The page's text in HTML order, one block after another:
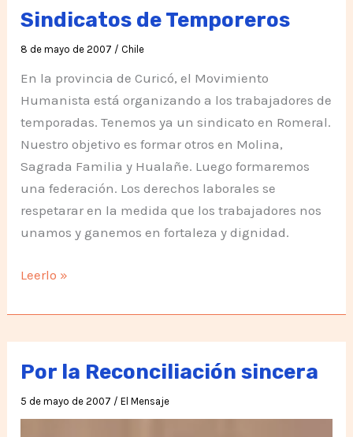
Vacas
Curicó
Sindicatos de Temporeros
8 de mayo de 2007 / Chile
En la provincia de Curicó, el Movimiento
Humanista está organizando a los trabajadores de
temporadas. Tenemos ya un sindicato en Romeral.
Nuestro objetivo es formar otros en Molina,
Sagrada Familia y Hualañe. Luego formaremos
una federación. Los derechos laborales se
respetarar en la medida que los trabajadores nos
unamos y ganemos en fortaleza y dignidad.
Sindicatos
Temporeros
Leerlo »
Por la Reconciliación sincera
5 de mayo de 2007 /El Mensaje